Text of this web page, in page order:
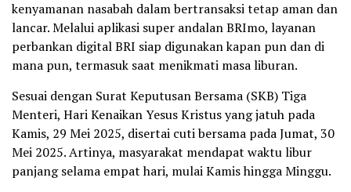
kenyamanan nasabah dalam bertransaksi tetap aman dan
lancar. Melalui aplikasi super andalan BRImo, layanan
perbankan digital BRI siap digunakan kapan pun dan di
mana pun, termasuk saat menikmati masa liburan.
Sesuai dengan Surat Keputusan Bersama (SKB) Tiga
Menteri, Hari Kenaikan Yesus Kristus yang jatuh pada
Kamis, 29 Mei 2025, disertai cuti bersama pada Jumat, 30
Mei 2025. Artinya, masyarakat mendapat waktu libur
panjang selama empat hari, mulai Kamis hingga Minggu.